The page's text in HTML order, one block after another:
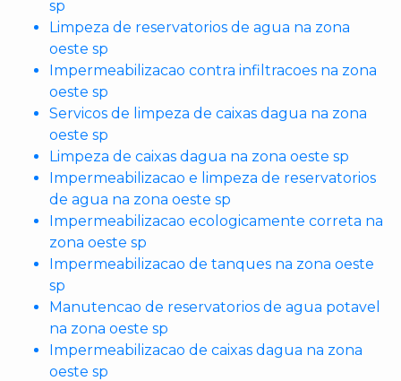
sp
Limpeza de reservatorios de agua na zona
oeste sp
Impermeabilizacao contra infiltracoes na zona
oeste sp
Servicos de limpeza de caixas dagua na zona
oeste sp
Limpeza de caixas dagua na zona oeste sp
Impermeabilizacao e limpeza de reservatorios
de agua na zona oeste sp
Impermeabilizacao ecologicamente correta na
zona oeste sp
Impermeabilizacao de tanques na zona oeste
sp
Manutencao de reservatorios de agua potavel
na zona oeste sp
Impermeabilizacao de caixas dagua na zona
oeste sp